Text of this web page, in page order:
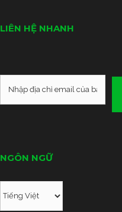
LIÊN HỆ NHANH
NGÔN NGỮ